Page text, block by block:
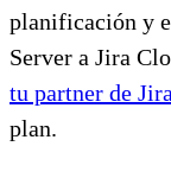
planificación y
Server a Jira
tu partner de Jira
plan.